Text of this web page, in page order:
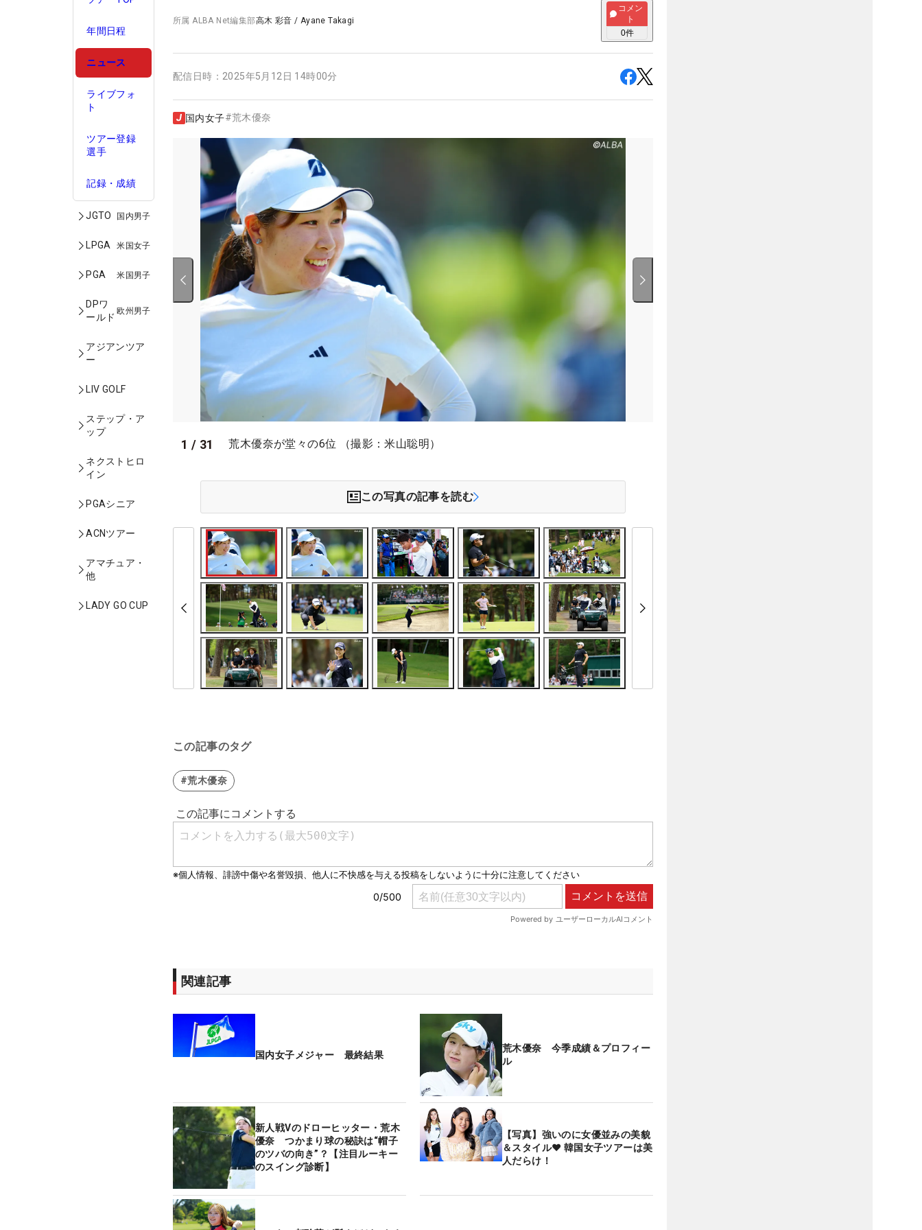
年間日程
ニュース
ライブフォ
ト
ツアー登録
選手
記録・成績
JGTO 国内男子
LPGA 米国女子
PGA 米国男子
DPワ
ールド
欧州男子
アジアンツア
ー
LIV GOLF
ステップ・ア
ップ
ネクストヒロ
イン
PGAシニア
ACNツアー
アマチュア・
他
LADY GO CUP
所属ALBA Net編集部高木 彩音 / Ayane Takagi
コメン
ト
0件
配信日時： 2025年5月12日 14時00分
国内女子#荒木優奈
1 / 31 荒木優奈が堂々の6位 （撮影：米山聡明）
この写真の記事を読む
この記事のタグ
#荒木優奈
関連記事
国内女子メジャー 最終結果
荒木優奈 今季成績＆プロフィー
ル
新人戦Vのドローヒッター・荒木
優奈 つかまり球の秘訣は“帽子
のツバの向き”？【注目ルーキー
のスイング診断】
【写真】強いのに女優並みの美貌
＆スタイル♥ 韓国女子ツアーは美
人だらけ！